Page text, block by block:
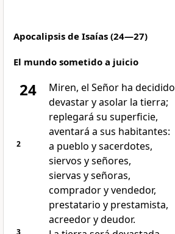
Apocalipsis de Isaías (24—27)
El mundo sometido a juicio
24
Miren, el Señor ha decidido
devastar y asolar la tierra;
replegará su superficie,
aventará a sus habitantes:
2
a pueblo y sacerdotes,
siervos y señores,
siervas y señoras,
comprador y vendedor,
prestatario y prestamista,
acreedor y deudor.
3